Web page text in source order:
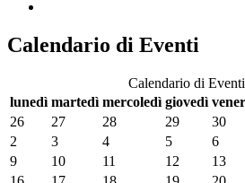
Calendario di Eventi
Calendario di Eventi
lunedì martedì mercoledì giovedì
26
27 28 29 30
2
3 4 5 6
9
10 11 12 13